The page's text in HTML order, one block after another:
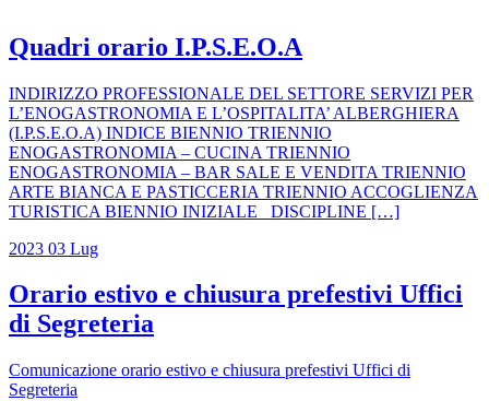
Quadri orario I.P.S.E.O.A
INDIRIZZO PROFESSIONALE DEL SETTORE SERVIZI PER
L’ENOGASTRONOMIA E L’OSPITALITA’ ALBERGHIERA
(I.P.S.E.O.A) INDICE BIENNIO TRIENNIO
ENOGASTRONOMIA – CUCINA TRIENNIO
ENOGASTRONOMIA – BAR SALE E VENDITA TRIENNIO
ARTE BIANCA E PASTICCERIA TRIENNIO ACCOGLIENZA
TURISTICA BIENNIO INIZIALE DISCIPLINE […]
2023 03 Lug
Orario estivo e chiusura prefestivi Uffici
di Segreteria
Comunicazione orario estivo e chiusura prefestivi Uffici di
Segreteria